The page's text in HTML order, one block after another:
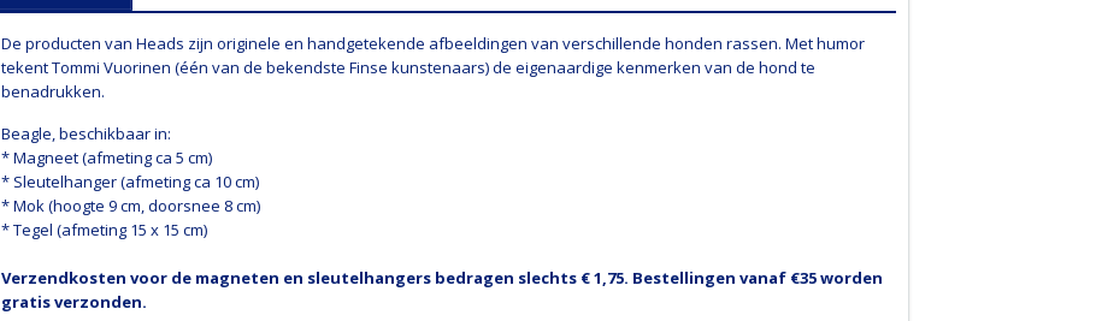
De producten van Heads zijn originele en handgetekende afbeeldingen van verschillende honden rassen. Met humor
tekent Tommi Vuorinen (één van de bekendste Finse kunstenaars) de eigenaardige kenmerken van de hond te
benadrukken.
Beagle, beschikbaar in:
* Magneet (afmeting ca 5 cm)
* Sleutelhanger (afmeting ca 10 cm)
* Mok (hoogte 9 cm, doorsnee 8 cm)
* Tegel (afmeting 15 x 15 cm)
Verzendkosten voor de magneten en sleutelhangers bedragen slechts € 1,75. Bestellingen vanaf €35 worden
gratis verzonden.